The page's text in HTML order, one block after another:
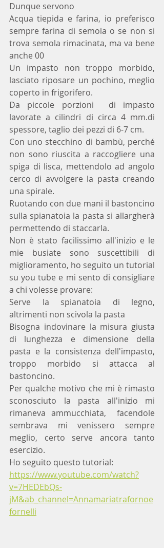
Dunque servono
Acqua tiepida e farina, io preferisco
sempre farina di semola o se non si
trova semola rimacinata, ma va bene
anche 00
Un impasto non troppo morbido,
lasciato riposare un pochino, meglio
coperto in frigorifero.
Da piccole porzioni  di impasto
lavorate a cilindri di circa 4 mm.di
spessore, taglio dei pezzi di 6-7 cm.
Con uno stecchino di bambù, perché
non sono riuscita a raccogliere una
spiga di lisca, mettendolo ad angolo
cerco di avvolgere la pasta creando
una spirale.
Ruotando con due mani il bastoncino
sulla spianatoia la pasta si allargherà
permettendo di staccarla.
Non è stato facilissimo all'inizio e le
mie busiate sono suscettibili di
miglioramento, ho seguito un tutorial
su you tube e mi sento di consigliare
a chi volesse provare:
Serve la spianatoia di legno,
altrimenti non scivola la pasta
Bisogna indovinare la misura giusta
di lunghezza e dimensione della
pasta e la consistenza dell'impasto,
troppo morbido si attacca al
bastoncino.
Per qualche motivo che mi è rimasto
sconosciuto la pasta all'inizio mi
rimaneva ammucchiata,  facendole
sembrava mi venissero sempre
meglio, certo serve ancora tanto
esercizio.
Ho seguito questo tutorial:
https://www.youtube.com/watch?
v=7HEDEbQs-
jM&ab_channel=Annamariatrafornoe
fornelli